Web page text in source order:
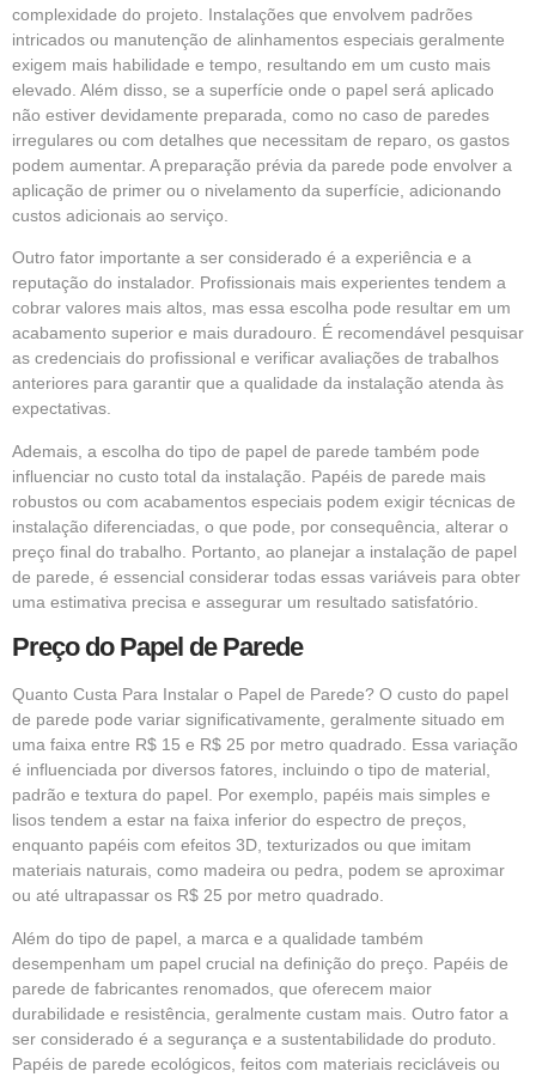
complexidade do projeto. Instalações que envolvem padrões
intricados ou manutenção de alinhamentos especiais geralmente
exigem mais habilidade e tempo, resultando em um custo mais
elevado. Além disso, se a superfície onde o papel será aplicado
não estiver devidamente preparada, como no caso de paredes
irregulares ou com detalhes que necessitam de reparo, os gastos
podem aumentar. A preparação prévia da parede pode envolver a
aplicação de primer ou o nivelamento da superfície, adicionando
custos adicionais ao serviço.
Outro fator importante a ser considerado é a experiência e a
reputação do instalador. Profissionais mais experientes tendem a
cobrar valores mais altos, mas essa escolha pode resultar em um
acabamento superior e mais duradouro. É recomendável pesquisar
as credenciais do profissional e verificar avaliações de trabalhos
anteriores para garantir que a qualidade da instalação atenda às
expectativas.
Ademais, a escolha do tipo de papel de parede também pode
influenciar no custo total da instalação. Papéis de parede mais
robustos ou com acabamentos especiais podem exigir técnicas de
instalação diferenciadas, o que pode, por consequência, alterar o
preço final do trabalho. Portanto, ao planejar a instalação de papel
de parede, é essencial considerar todas essas variáveis para obter
uma estimativa precisa e assegurar um resultado satisfatório.
Preço do Papel de Parede
Quanto Custa Para Instalar o Papel de Parede? O custo do papel
de parede pode variar significativamente, geralmente situado em
uma faixa entre R$ 15 e R$ 25 por metro quadrado. Essa variação
é influenciada por diversos fatores, incluindo o tipo de material,
padrão e textura do papel. Por exemplo, papéis mais simples e
lisos tendem a estar na faixa inferior do espectro de preços,
enquanto papéis com efeitos 3D, texturizados ou que imitam
materiais naturais, como madeira ou pedra, podem se aproximar
ou até ultrapassar os R$ 25 por metro quadrado.
Além do tipo de papel, a marca e a qualidade também
desempenham um papel crucial na definição do preço. Papéis de
parede de fabricantes renomados, que oferecem maior
durabilidade e resistência, geralmente custam mais. Outro fator a
ser considerado é a segurança e a sustentabilidade do produto.
Papéis de parede ecológicos, feitos com materiais recicláveis ou